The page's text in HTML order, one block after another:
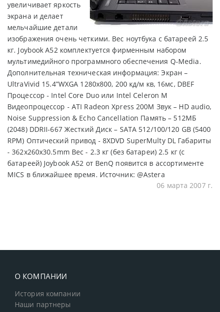
увеличивает яркость
экрана и делает
мельчайшие детали
изображения очень четкими. Вес ноутбука с батареей 2.5
кг. Joybook A52 комплектуется фирменным набором
мультимедийного программного обеспечения Q-Media.
Дополнительная техническая информация: Экран –
UltraVivid 15.4”WXGA 1280x800, 200 кд/м кв, 16мс, DBEF
Процессор - Intel Core Duo или Intel Celeron M
Видеопроцессор - ATI Radeon Xpress 200M Звук – HD audio,
Noise Suppression & Echo Cancellation Память – 512МБ
(2048) DDRII-667 Жесткий Диск – SATA 512/100/120 GB (5400
RPM) Оптический привод - 8XDVD SuperMulty DL Габариты
- 362x260x30.5mm Вес - 2.3 кг (без батареи) 2.5 кг (с
батареей) Joybook A52 от BenQ появится в ассортименте
MICS в ближайшее время. Источник: @Astera
06 марта 2007 г.
О КОМПАНИИ
История компании
Наши партнеры